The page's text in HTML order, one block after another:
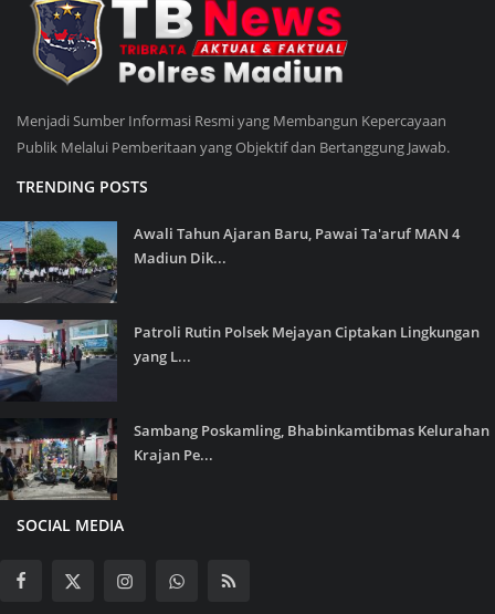
Menjadi Sumber Informasi Resmi yang Membangun Kepercayaan
Publik Melalui Pemberitaan yang Objektif dan Bertanggung Jawab.
TRENDING POSTS
Awali Tahun Ajaran Baru, Pawai Ta'aruf MAN 4
Madiun Dik...
Patroli Rutin Polsek Mejayan Ciptakan Lingkungan
yang L...
Sambang Poskamling, Bhabinkamtibmas Kelurahan
Krajan Pe...
SOCIAL MEDIA